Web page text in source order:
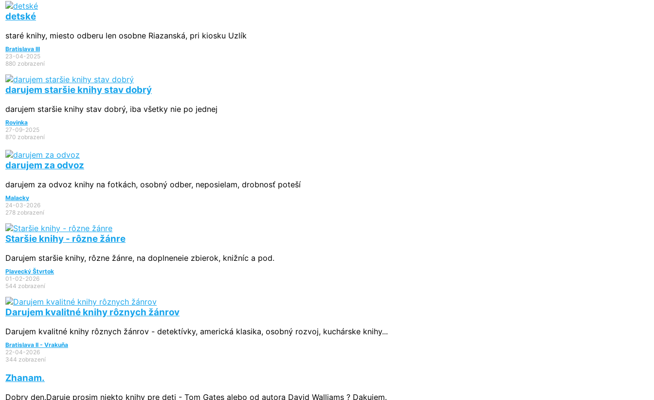
detské
staré knihy, miesto odberu len osobne Riazanská, pri kiosku Uzlík
Bratislava III
23-04-2025
880 zobrazení
darujem staršie knihy stav dobrý
darujem staršie knihy stav dobrý, iba všetky nie po jednej
Rovinka
27-09-2025
870 zobrazení
darujem za odvoz
darujem za odvoz knihy na fotkách, osobný odber, neposielam, drobnosť poteší
Malacky
24-03-2026
278 zobrazení
Staršie knihy - rôzne žánre
Darujem staršie knihy, rôzne žánre, na doplneneie zbierok, knižníc a pod.
Plavecký Štvrtok
01-02-2026
544 zobrazení
Darujem kvalitné knihy rôznych žánrov
Darujem kvalitné knihy rôznych žánrov - detektívky, americká klasika, osobný rozvoj, kuchárske knihy...
Bratislava II - Vrakuňa
22-04-2026
344 zobrazení
Zhanam.
Dobry den.Daruje prosim niekto knihy pre deti - Tom Gates alebo od autora David Walliams ? Dakujem.